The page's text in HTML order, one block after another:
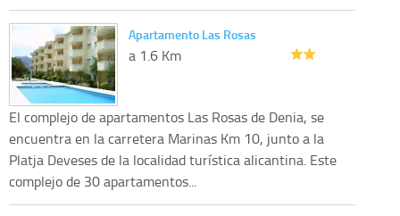
Apartamento Las Rosas
a 1.6 Km
El complejo de apartamentos Las Rosas de Denia, se
encuentra en la carretera Marinas Km 10, junto a la
Platja Deveses de la localidad turística alicantina. Este
complejo de 30 apartamentos...